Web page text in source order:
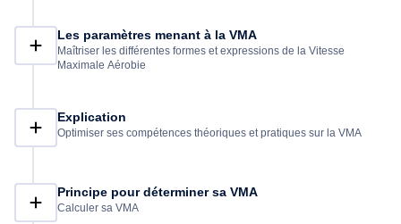
Les paramètres menant à la VMA
Maîtriser les différentes formes et expressions de la Vitesse
Maximale Aérobie
Explication
Optimiser ses compétences théoriques et pratiques sur la VMA
Principe pour déterminer sa VMA
Calculer sa VMA